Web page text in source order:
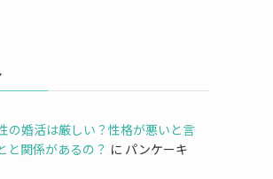
の婚活は厳しい？性格が悪いと言
と関係があるの？ に パンケーキ